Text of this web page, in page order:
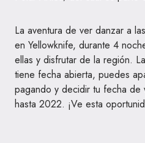
La aventura de ver danzar a
en Yellowknife, durante 4
ellas y disfrutar de la región.
tiene fecha abierta, puedes
pagando y decidir tu fecha de
hasta 2022. ¡Ve esta